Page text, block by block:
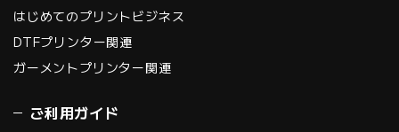
はじめてのプリントビジネス
DTFプリンター関連
ガーメントプリンター関連
ご利用ガイド